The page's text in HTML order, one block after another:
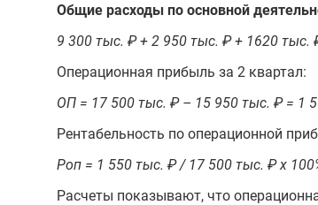
Общие расходы по основной
9 300 тыс. ₽ + 2 950 тыс. ₽ + 1620
Операционная прибыль за 2 квартал:
ОП = 17 500 тыс. ₽ – 15 950 тыс. ₽ = 1
Рентабельность по операционной
Роп = 1 550 тыс. ₽ / 17 500 тыс. ₽ х
Расчеты показывают, что